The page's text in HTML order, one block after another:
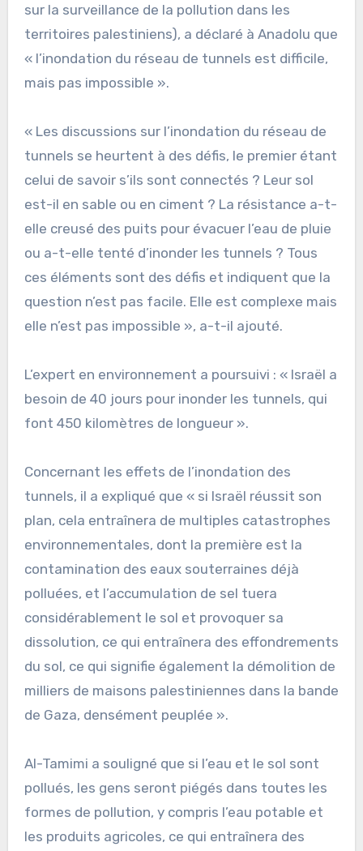
sur la surveillance de la pollution dans les
territoires palestiniens), a déclaré à Anadolu que
« l’inondation du réseau de tunnels est difficile,
mais pas impossible ».
« Les discussions sur l’inondation du réseau de
tunnels se heurtent à des défis, le premier étant
celui de savoir s’ils sont connectés ? Leur sol
est-il en sable ou en ciment ? La résistance a-t-
elle creusé des puits pour évacuer l’eau de pluie
ou a-t-elle tenté d’inonder les tunnels ? Tous
ces éléments sont des défis et indiquent que la
question n’est pas facile. Elle est complexe mais
elle n’est pas impossible », a-t-il ajouté.
L’expert en environnement a poursuivi : « Israël a
besoin de 40 jours pour inonder les tunnels, qui
font 450 kilomètres de longueur ».
Concernant les effets de l’inondation des
tunnels, il a expliqué que « si Israël réussit son
plan, cela entraînera de multiples catastrophes
environnementales, dont la première est la
contamination des eaux souterraines déjà
polluées, et l’accumulation de sel tuera
considérablement le sol et provoquer sa
dissolution, ce qui entraînera des effondrements
du sol, ce qui signifie également la démolition de
milliers de maisons palestiniennes dans la bande
de Gaza, densément peuplée ».
Al-Tamimi a souligné que si l’eau et le sol sont
pollués, les gens seront piégés dans toutes les
formes de pollution, y compris l’eau potable et
les produits agricoles, ce qui entraînera des